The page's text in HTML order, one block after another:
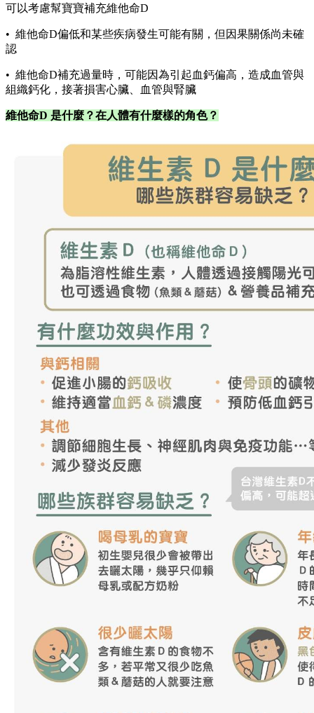
可以考慮幫寶寶補充維他命D
• 維他命D偏低和某些疾病發生可能有關，但因果關係尚未確
認
• 維他命D補充過量時，可能因為引起血鈣偏高，造成血管與
組織鈣化，接著損害心臟、血管與腎臟
維他命D 是什麼？在人體有什麼樣的角色？